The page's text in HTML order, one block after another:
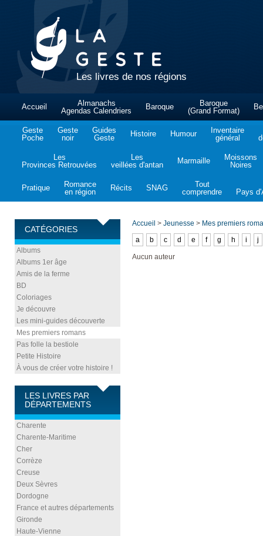
Les livres de nos régions
Accueil
Almanachs
Agendas Calendriers
Baroque
Baroque
(Grand Format)
Geste
Poche
Geste
noir
Guides
Geste
Histoire Humour
Inventaire
général
Les
Provinces Retrouvées
Les
veillées d'antan
Marmaille
Moissons
Noires
Pratique
Romance
en région
Récits SNAG
Tout
comprendre
Pays
CATÉGORIES
Albums
Albums 1er âge
Amis de la ferme
BD
Coloriages
Je découvre
Les mini-guides découverte
Mes premiers romans
Pas folle la bestiole
Petite Histoire
À vous de créer votre histoire !
LES LIVRES PAR
DÉPARTEMENTS
Charente
Charente-Maritime
Cher
Corrèze
Creuse
Deux Sèvres
Dordogne
France et autres départements
Gironde
Haute-Vienne
Accueil > Jeunesse > Mes premiers
a
b c d e f g h i j
Aucun auteur